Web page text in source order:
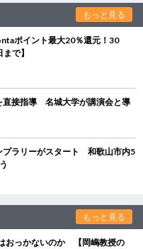
もっと見る
ポイント最大20％還元！30
で】
直接指導 名城大学が講演会と導
プラリーがスタート 和歌山市内5
もっと見る
おっかないのか 【岡嶋教授の